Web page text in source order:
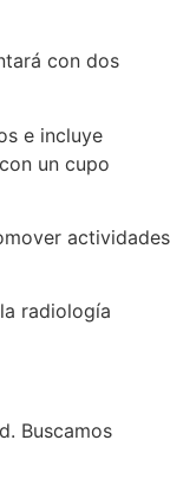
con dos
e incluye
un cupo
actividades
radiología
Buscamos